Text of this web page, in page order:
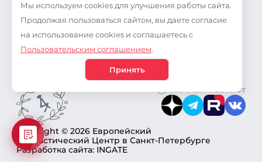
О нас
Прайс-лист
Наши Видео
Частые вопросы
Политика
конфиденциальности
Личный кабинет
Copyright © 2026 Европейский
Гимнастический Центр в Санкт-Петербурге
Разработка сайта: INGATE
Мы используем cookies для улучшения работы сайта.
Продолжая пользоваться сайтом, вы даете согласие
на использование cookies и соглашаетесь с
Пользовательским соглашением.
Принять